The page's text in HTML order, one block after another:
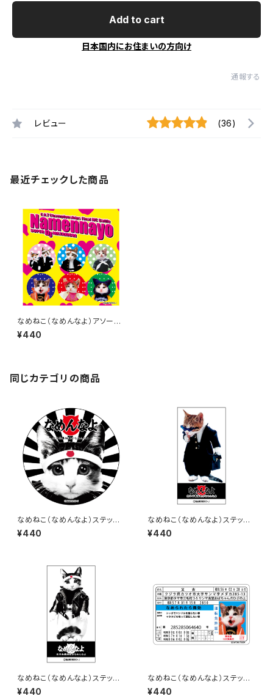
Add to cart
日本国内にお住まいの方向け
通報する
レビュー (36)
最近チェックした商品
なめねこ（なめんなよ）アソート
ステッカー A-20
¥440
同じカテゴリの商品
なめねこ（なめんなよ）ステッカ
ー A-1
¥440
なめねこ（なめんなよ）ステッカ
ー B-16
¥440
なめねこ（なめんなよ）ステッカ
ー B-15
¥440
なめねこ（なめんなよ）ステッカ
ー D-1
¥440